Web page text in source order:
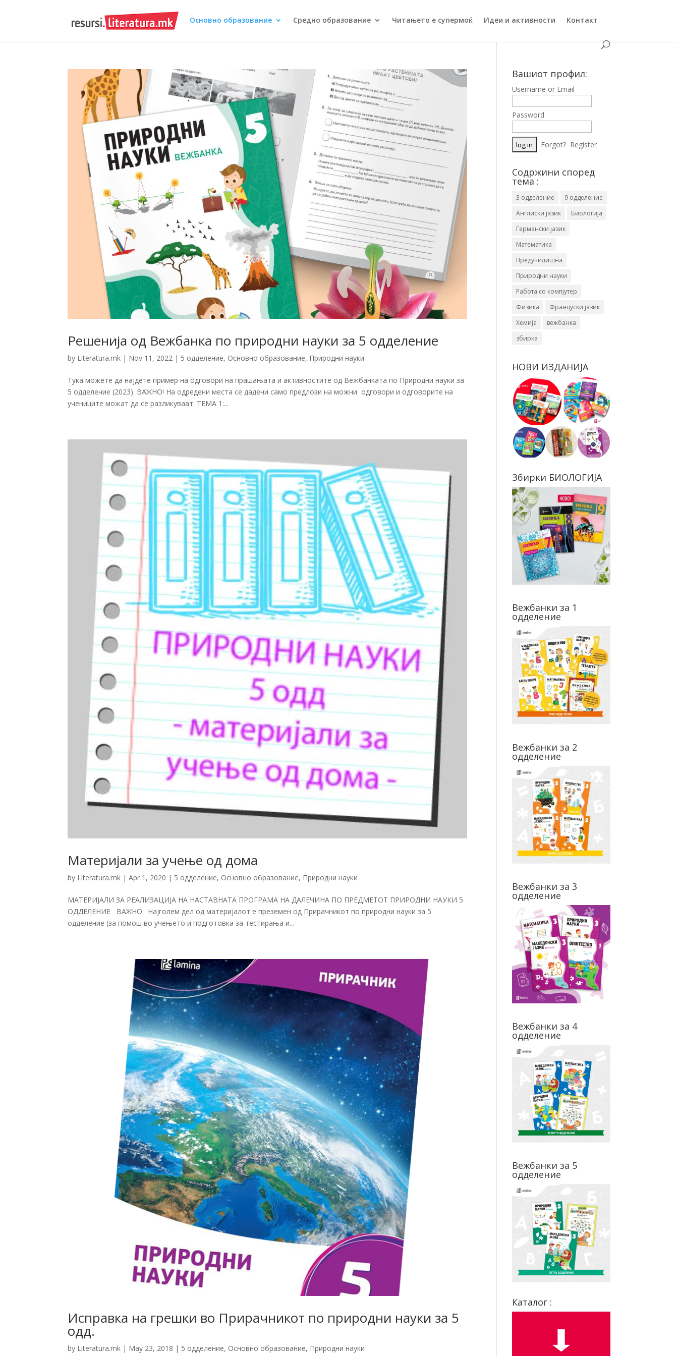
Основно образование Средно образование Читањето е супермоќ Идеи и активности Контакт
Решенија од Вежбанка по природни науки за 5 одделение
by Literatura.mk | Nov 11, 2022 | 5 одделение, Основно образование, Природни науки
Тука можете да најдете пример на одговори на прашањата и активностите од Вежбанката по Природни науки за
5 одделение (2023). ВАЖНО! На одредени места се дадени само предлози на можни одговори и одговорите на
учениците можат да се разликуваат. ТЕМА 1:...
Материјали за учење од дома
by Literatura.mk |Apr 1, 2020 | 5 одделение, Основно образование, Природни науки
МАТЕРИЈАЛИ ЗА РЕАЛИЗАЦИЈА НА НАСТАВНАТА ПРОГРАМА НА ДАЛЕЧИНА ПО ПРЕДМЕТОТ ПРИРОДНИ НАУКИ 5
ОДДЕЛЕНИЕ ВАЖНО: Најголем дел од материјалот е преземен од Прирачникот по природни науки за 5
одделение (за помош во учењето и подготовка за тестирања и...
Исправка на грешки во Прирачникот по природни науки за 5
одд.
by Literatura.mk | May 23, 2018 | 5 одделение, Основно образование, Природни науки
Вашиот профил:
Username or Email
Password
Forgot? Register
Содржини според
тема :
3 одделение
9 одделение
Англиски јазик
Биологија
Германски јазик
Математика
Предучилишна
Природни науки
Работа со компјутер
Физика
Француски јазик
Хемија
вежбанка
збирка
НОВИ ИЗДАНИЈА
Збирки БИОЛОГИЈА
Вежбанки за 1
одделение
Вежбанки за 2
одделение
Вежбанки за 3
одделение
Вежбанки за 4
одделение
Вежбанки за 5
одделение
Каталог :